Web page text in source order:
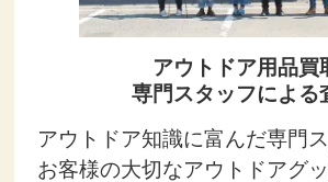
アウトドア用品買
専門スタッフによる
アウトドア知識に富んだ専門ス
お客様の大切なアウトドアグ